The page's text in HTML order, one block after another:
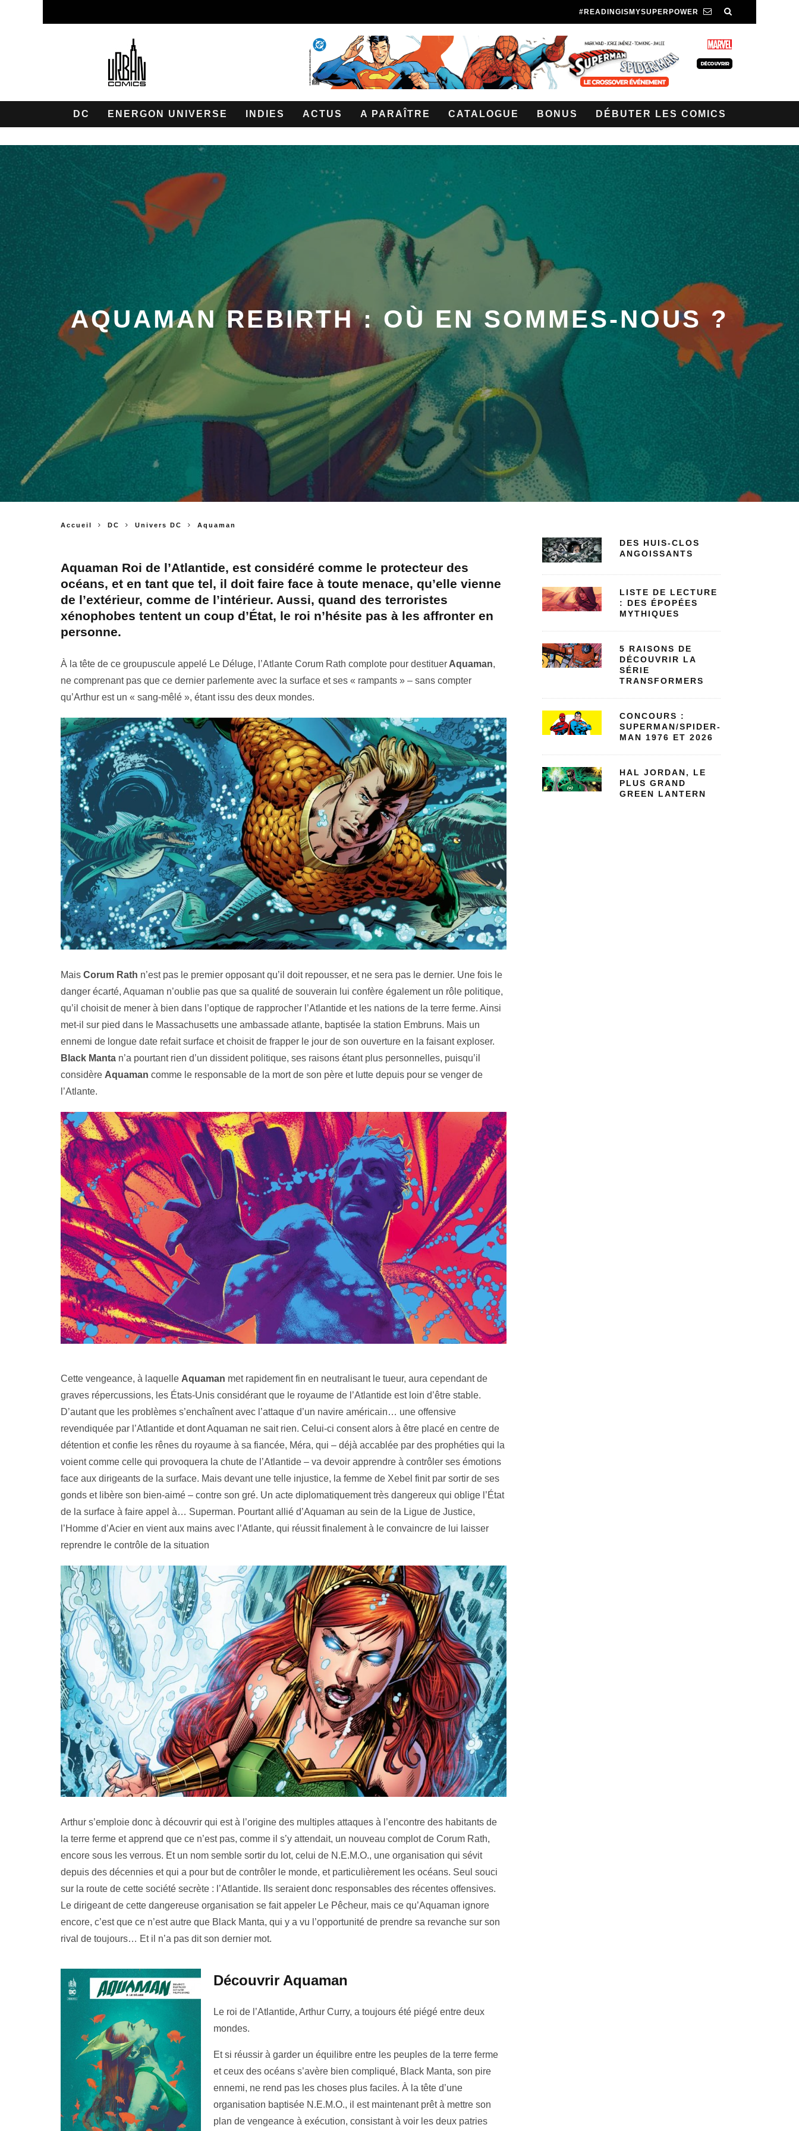
#READINGISMYSUPERPOWER
DC ENERGON UNIVERSE INDIES ACTUS A PARAÎTRE CATALOGUE BONUS DÉBUTER LES COMICS
AQUAMAN REBIRTH : OÙ EN SOMMES-NOUS ?
Accueil DC Univers DC Aquaman
Aquaman Roi de l’Atlantide, est considéré comme le protecteur des
océans, et en tant que tel, il doit faire face à toute menace, qu’elle vienne
de l’extérieur, comme de l’intérieur. Aussi, quand des terroristes
xénophobes tentent un coup d’État, le roi n’hésite pas à les affronter en
personne.
À la tête de ce groupuscule appelé Le Déluge, l’Atlante Corum Rath complote pour destituer Aquaman,
ne comprenant pas que ce dernier parlemente avec la surface et ses « rampants » – sans compter
qu’Arthur est un « sang‑mêlé », étant issu des deux mondes.
Mais Corum Rath n’est pas le premier opposant qu’il doit repousser, et ne sera pas le dernier. Une fois le
danger écarté, Aquaman n’oublie pas que sa qualité de souverain lui confère également un rôle politique,
qu’il choisit de mener à bien dans l’optique de rapprocher l’Atlantide et les nations de la terre ferme. Ainsi
met-il sur pied dans le Massachusetts une ambassade atlante, baptisée la station Embruns. Mais un
ennemi de longue date refait surface et choisit de frapper le jour de son ouverture en la faisant exploser.
Black Manta n’a pourtant rien d’un dissident politique, ses raisons étant plus personnelles, puisqu’il
considère Aquaman comme le responsable de la mort de son père et lutte depuis pour se venger de
l’Atlante.
Cette vengeance, à laquelle Aquaman met rapidement fin en neutralisant le tueur, aura cependant de
graves répercussions, les États-Unis considérant que le royaume de l’Atlantide est loin d’être stable.
D’autant que les problèmes s’enchaînent avec l’attaque d’un navire américain… une offensive
revendiquée par l’Atlantide et dont Aquaman ne sait rien. Celui-ci consent alors à être placé en centre de
détention et confie les rênes du royaume à sa fiancée, Méra, qui – déjà accablée par des prophéties qui la
voient comme celle qui provoquera la chute de l’Atlantide – va devoir apprendre à contrôler ses émotions
face aux dirigeants de la surface. Mais devant une telle injustice, la femme de Xebel finit par sortir de ses
gonds et libère son bien-aimé – contre son gré. Un acte diplomatiquement très dangereux qui oblige l’État
de la surface à faire appel à… Superman. Pourtant allié d’Aquaman au sein de la Ligue de Justice,
l’Homme d’Acier en vient aux mains avec l’Atlante, qui réussit finalement à le convaincre de lui laisser
reprendre le contrôle de la situation
Arthur s’emploie donc à découvrir qui est à l’origine des multiples attaques à l’encontre des habitants de
la terre ferme et apprend que ce n’est pas, comme il s’y attendait, un nouveau complot de Corum Rath,
encore sous les verrous. Et un nom semble sortir du lot, celui de N.E.M.O., une organisation qui sévit
depuis des décennies et qui a pour but de contrôler le monde, et particulièrement les océans. Seul souci
sur la route de cette société secrète : l’Atlantide. Ils seraient donc responsables des récentes offensives.
Le dirigeant de cette dangereuse organisation se fait appeler Le Pêcheur, mais ce qu’Aquaman ignore
encore, c’est que ce n’est autre que Black Manta, qui y a vu l’opportunité de prendre sa revanche sur son
rival de toujours… Et il n’a pas dit son dernier mot.
Découvrir Aquaman
Le roi de l’Atlantide, Arthur Curry, a toujours été piégé entre deux
mondes.
Et si réussir à garder un équilibre entre les peuples de la terre ferme
et ceux des océans s’avère bien compliqué, Black Manta, son pire
ennemi, ne rend pas les choses plus faciles. À la tête d’une
organisation baptisée N.E.M.O., il est maintenant prêt à mettre son
plan de vengeance à exécution, consistant à voir les deux patries
DES HUIS-CLOS
ANGOISSANTS
LISTE DE LECTURE
: DES ÉPOPÉES
MYTHIQUES
5 RAISONS DE
DÉCOUVRIR LA
SÉRIE
TRANSFORMERS
CONCOURS :
SUPERMAN/SPIDER-
MAN 1976 ET 2026
HAL JORDAN, LE
PLUS GRAND
GREEN LANTERN